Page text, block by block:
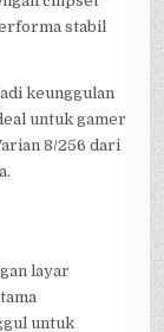
stabil
keunggulan
untuk gamer
8/256 dari
layar
untuk